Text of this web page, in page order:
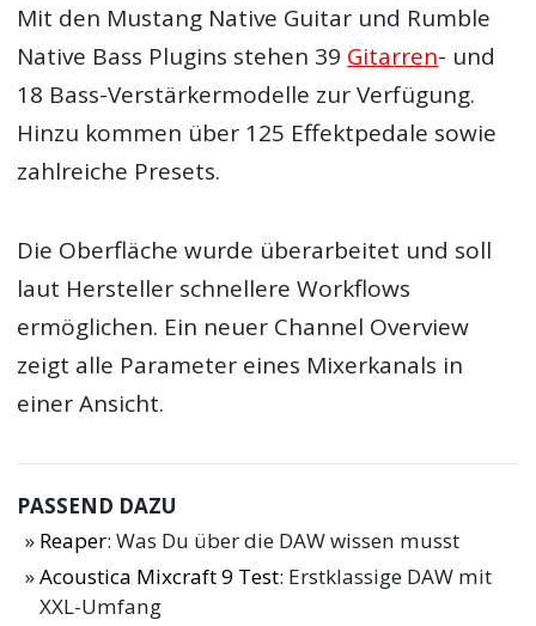
Mit den Mustang Native Guitar und Rumble
Native Bass Plugins stehen 39 Gitarren- und
18 Bass-Verstärkermodelle zur Verfügung.
Hinzu kommen über 125 Effektpedale sowie
zahlreiche Presets.
Die Oberfläche wurde überarbeitet und soll
laut Hersteller schnellere Workflows
ermöglichen. Ein neuer Channel Overview
zeigt alle Parameter eines Mixerkanals in
einer Ansicht.
PASSEND DAZU
Reaper: Was Du über die DAW wissen musst
Acoustica Mixcraft 9 Test: Erstklassige DAW mit
XXL-Umfang